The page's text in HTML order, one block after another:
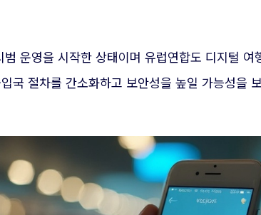
운영을 시작한 상태이며 유럽연합도 디지털
국 절차를 간소화하고 보안성을 높일 가능성을